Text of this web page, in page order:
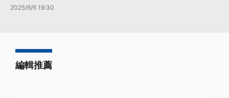
2025/6/6 19:30
編輯推薦